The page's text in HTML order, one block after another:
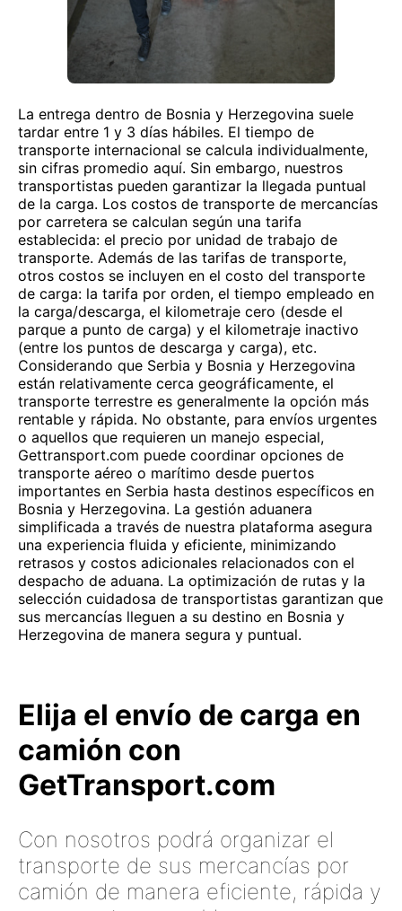
La entrega dentro de Bosnia y Herzegovina suele
tardar entre 1 y 3 días hábiles. El tiempo de
transporte internacional se calcula individualmente,
sin cifras promedio aquí. Sin embargo, nuestros
transportistas pueden garantizar la llegada puntual
de la carga. Los costos de transporte de mercancías
por carretera se calculan según una tarifa
establecida: el precio por unidad de trabajo de
transporte. Además de las tarifas de transporte,
otros costos se incluyen en el costo del transporte
de carga: la tarifa por orden, el tiempo empleado en
la carga/descarga, el kilometraje cero (desde el
parque a punto de carga) y el kilometraje inactivo
(entre los puntos de descarga y carga), etc.
Considerando que Serbia y Bosnia y Herzegovina
están relativamente cerca geográficamente, el
transporte terrestre es generalmente la opción más
rentable y rápida. No obstante, para envíos urgentes
o aquellos que requieren un manejo especial,
Gettransport.com puede coordinar opciones de
transporte aéreo o marítimo desde puertos
importantes en Serbia hasta destinos específicos en
Bosnia y Herzegovina. La gestión aduanera
simplificada a través de nuestra plataforma asegura
una experiencia fluida y eficiente, minimizando
retrasos y costos adicionales relacionados con el
despacho de aduana. La optimización de rutas y la
selección cuidadosa de transportistas garantizan que
sus mercancías lleguen a su destino en Bosnia y
Herzegovina de manera segura y puntual.
Elija el envío de carga en
camión con
GetTransport.com
Con nosotros podrá organizar el
transporte de sus mercancías por
camión de manera eficiente, rápida y